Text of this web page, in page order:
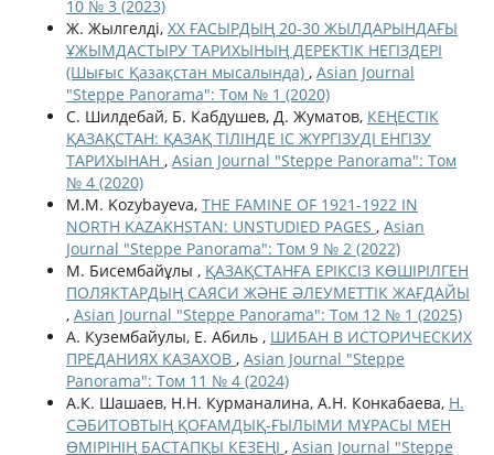
10 № 3 (2023)
Ж. Жылгелді, ХХ ҒАСЫРДЫҢ 20-30 ЖЫЛДАРЫНДАҒЫ
ҰЖЫМДАСТЫРУ ТАРИХЫНЫҢ ДЕРЕКТІК НЕГІЗДЕРІ
(Шығыс Қазақстан мысалында) , Asian Journal
"Steppe Panorama": Том № 1 (2020)
С. Шилдебай, Б. Кабдушев, Д. Жуматов, КЕҢЕСТІК
ҚАЗАҚСТАН: ҚАЗАҚ ТІЛІНДЕ ІС ЖҮРГІЗУДІ ЕНГІЗУ
ТАРИХЫНАН , Asian Journal "Steppe Panorama": Том
№ 4 (2020)
M.M. Kozybayeva, THE FAMINE OF 1921-1922 IN
NORTH KAZAKHSTAN: UNSTUDIED PAGES , Asian
Journal "Steppe Panorama": Том 9 № 2 (2022)
М. Бисембайұлы , ҚАЗАҚСТАНҒА ЕРІКСІЗ КӨШІРІЛГЕН
ПОЛЯКТАРДЫҢ САЯСИ ЖӘНЕ ӘЛЕУМЕТТІК ЖАҒДАЙЫ
, Asian Journal "Steppe Panorama": Том 12 № 1 (2025)
А. Кузембайулы, Е. Абиль , ШИБАН В ИСТОРИЧЕСКИХ
ПРЕДАНИЯХ КАЗАХОВ , Asian Journal "Steppe
Panorama": Том 11 № 4 (2024)
А.К. Шашаев, Н.Н. Курманалина, А.Н. Конкабаева, Н.
СӘБИТОВТЫҢ ҚОҒАМДЫҚ-ҒЫЛЫМИ МҰРАСЫ МЕН
ӨМІРІНІҢ БАСТАПҚЫ КЕЗЕҢІ , Asian Journal "Steppe